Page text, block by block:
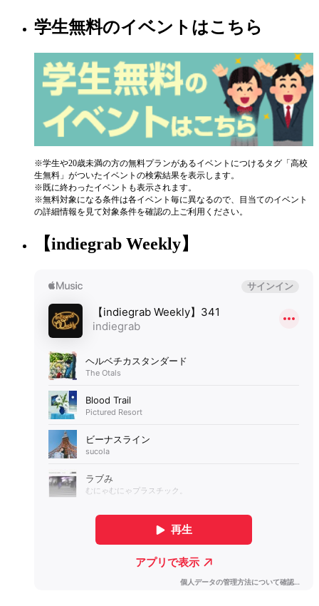
学生無料のイベントはこちら
※学生や20歳未満の方の無料プランがあるイベントにつけるタグ「高校
生無料」がついたイベントの検索結果を表示します。
※既に終わったイベントも表示されます。
※無料対象になる条件は各イベント毎に異なるので、目当てのイベント
の詳細情報を見て対象条件を確認の上ご利用ください。
【indiegrab Weekly】